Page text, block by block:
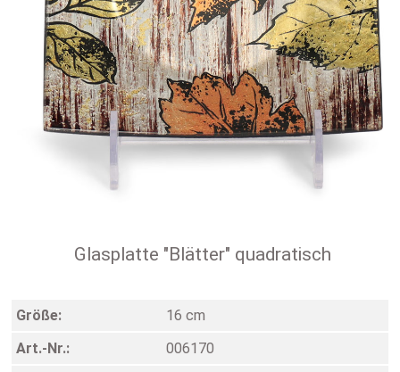
Glasplatte "Blätter" quadratisch
Größe:
16 cm
Art.-Nr.:
006170